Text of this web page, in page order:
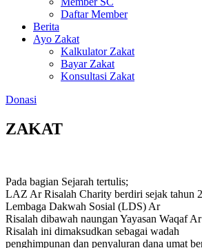
Daftar Member
Berita
Ayo Zakat
Kalkulator Zakat
Bayar Zakat
Konsultasi Zakat
Donasi
ZAKAT
Pada bagian Sejarah tertulis;
LAZ Ar Risalah Charity berdiri sejak tahun
Lembaga Dakwah Sosial (LDS) Ar
Risalah dibawah naungan Yayasan Waqaf
Risalah ini dimaksudkan sebagai wadah
penghimpunan dan penyaluran dana umat